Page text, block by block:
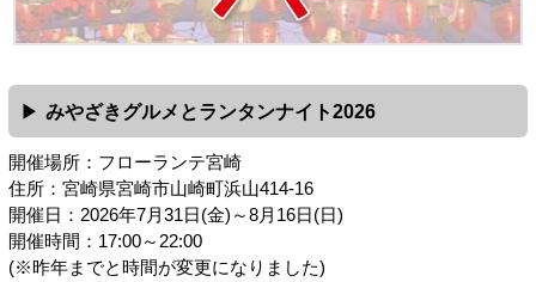
みやざきグルメとランタンナイト2026
開催場所：フローランテ宮崎
住所：宮崎県宮崎市山崎町浜山414-16
開催日：2026年7月31日(金)～8月16日(日)
開催時間：17:00～22:00
(※昨年までと時間が変更になりました)